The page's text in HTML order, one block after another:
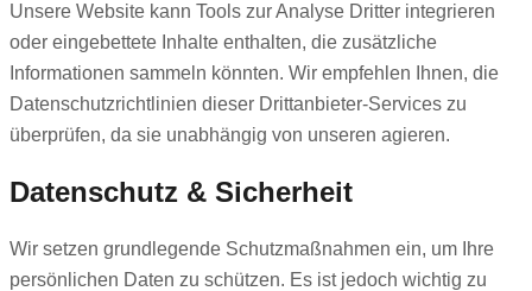
Unsere Website kann Tools zur Analyse Dritter integrieren
oder eingebettete Inhalte enthalten, die zusätzliche
Informationen sammeln könnten. Wir empfehlen Ihnen, die
Datenschutzrichtlinien dieser Drittanbieter-Services zu
überprüfen, da sie unabhängig von unseren agieren.
Datenschutz & Sicherheit
Wir setzen grundlegende Schutzmaßnahmen ein, um Ihre
persönlichen Daten zu schützen. Es ist jedoch wichtig zu